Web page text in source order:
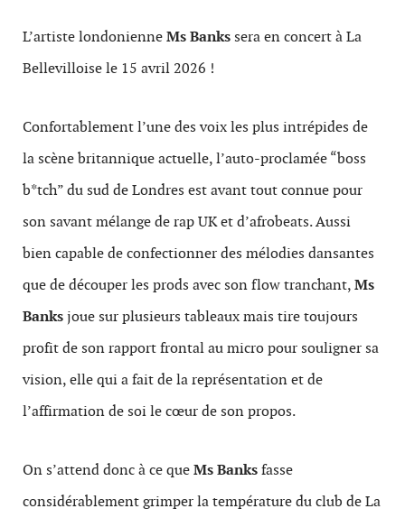
L’artiste londonienneMsBanks sera en concert à La
Bellevilloise le 15 avril 2026 !
Confortablement l’une des voix les plus intrépides de
la scène britannique actuelle, l’auto-proclamée “boss
b*tch” du sud de Londres est avant tout connue pour
son savant mélange de rap UK et d’afrobeats. Aussi
bien capable de confectionner des mélodies dansantes
que de découper les prods avec son flow tranchant,Ms
Banksjoue sur plusieurs tableaux mais tire toujours
profit de son rapport frontal au micropour souligner sa
vision, elle qui a fait de la représentation et de
l’affirmation de soi le cœur de son propos.
On s’attend donc à ce queMs Banksfasse
considérablement grimper la température du club de La